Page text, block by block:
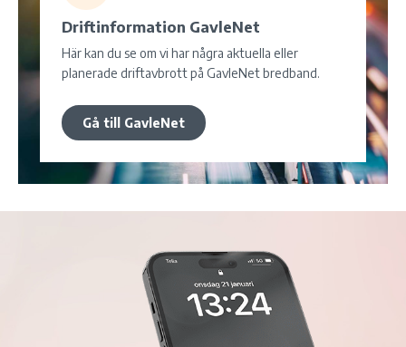
Driftinformation GavleNet
Här kan du se om vi har några aktuella eller
planerade driftavbrott på GavleNet bredband.
Gå till GavleNet